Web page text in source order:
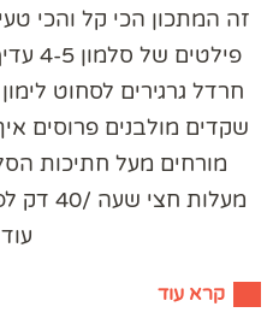
זה המתכון הכי קל והכי
שקדים מולבנים פרוסים
מעלות
קרא עוד